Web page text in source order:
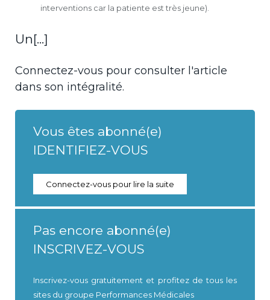
interventions car la patiente est très jeune).
Un[...]
Connectez-vous pour consulter l'article
dans son intégralité.
Vous êtes abonné(e)
IDENTIFIEZ-VOUS
Connectez-vous pour lire la suite
Pas encore abonné(e)
INSCRIVEZ-VOUS
Inscrivez-vous gratuitement et profitez de tous les
sites du groupe Performances Médicales